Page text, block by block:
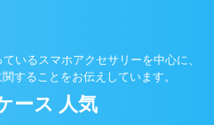
いるスマホアクセサリーを中心に、
することをお伝えしています。
ース 人気